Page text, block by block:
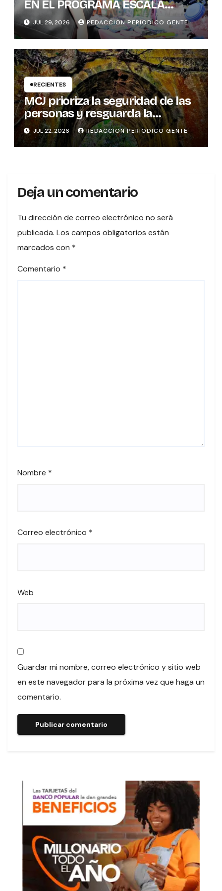
EN EL PROGRAMA ESCALA
PYME SOSTENIBLE
JUL 29, 2026 REDACCION PERIODICO GENTE
RECIENTES
MCJ prioriza la seguridad de las
personas y resguarda la
memoria histórica del puente
sobre el río Tures
JUL 22, 2026 REDACCION PERIODICO GENTE
Deja un comentario
Tu dirección de correo electrónico no será
publicada. Los campos obligatorios están
marcados con *
Comentario *
Nombre *
Correo electrónico *
Web
Guardar mi nombre, correo electrónico y sitio web
en este navegador para la próxima vez que haga un
comentario.